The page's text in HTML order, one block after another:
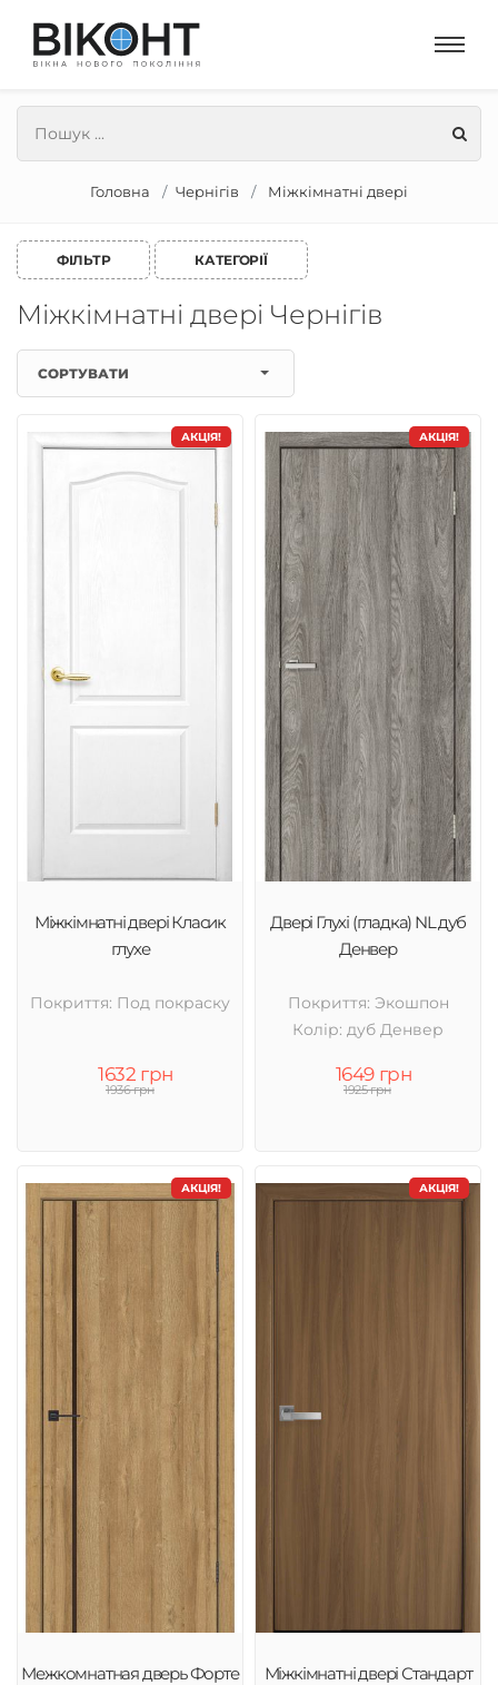
Головна Чернігів Міжкімнатні двері
ФІЛЬТР КАТЕГОРІЇ
Міжкімнатні двері Чернігів
СОРТУВАТИ
АКЦІЯ!
Міжкімнатні двері Класик
глухе
Покриття: Под покраску
1632 грн
1936 грн
АКЦІЯ!
Двері Глухі (гладка) NL дуб
Денвер
Покриття: Экошпон
Колір: дуб Денвер
1649 грн
1925 грн
АКЦІЯ!
Межкомнатная дверь Форте
АКЦІЯ!
Міжкімнатні двері Стандарт